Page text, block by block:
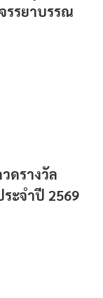
รรยาบรรณ
ดรางวัล
ระจำปี 2569